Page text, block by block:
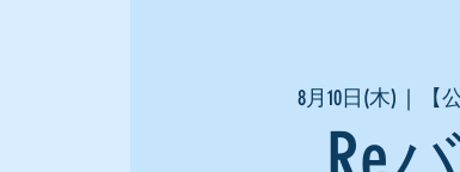
8月10日(木)
  |
【